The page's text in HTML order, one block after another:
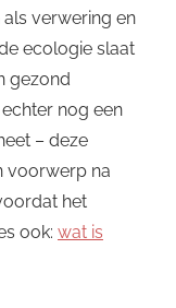
verwering en
ecologie slaat
gezond
echter nog een
– deze
voorwerp na
het
ook: wat is